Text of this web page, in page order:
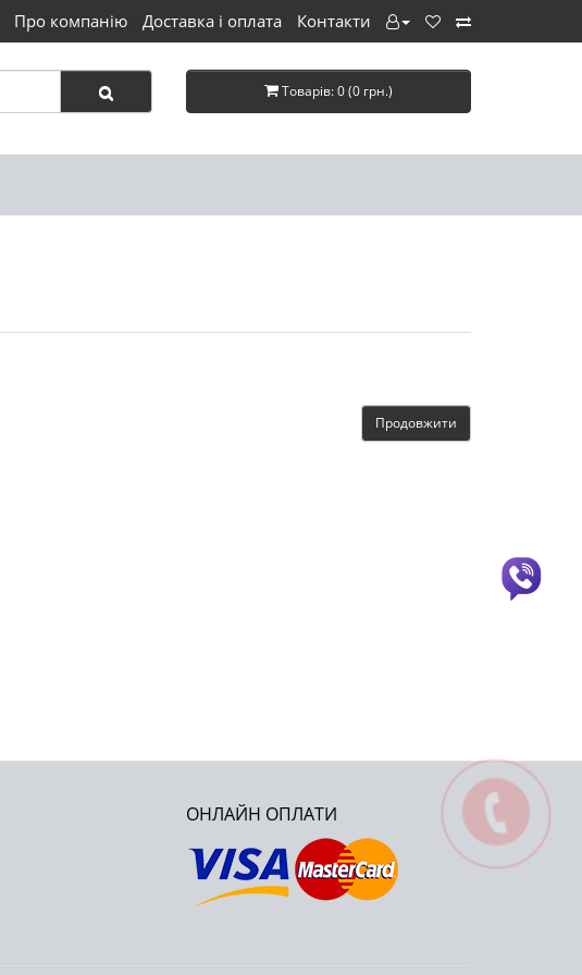
Про компанію Доставка і оплата Контакти
Товарів: 0 (0 грн.)
Продовжити
ОНЛАЙН ОПЛАТИ